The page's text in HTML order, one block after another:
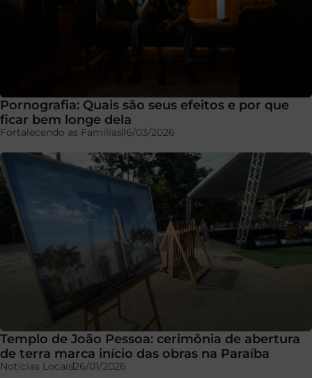
Pornografia: Quais são seus efeitos e por que
ficar bem longe dela
Fortalecendo as Famílias16/03/2026
Templo de João Pessoa: cerimônia de abertura
de terra marca início das obras na Paraíba
Notícias Locais26/01/2026